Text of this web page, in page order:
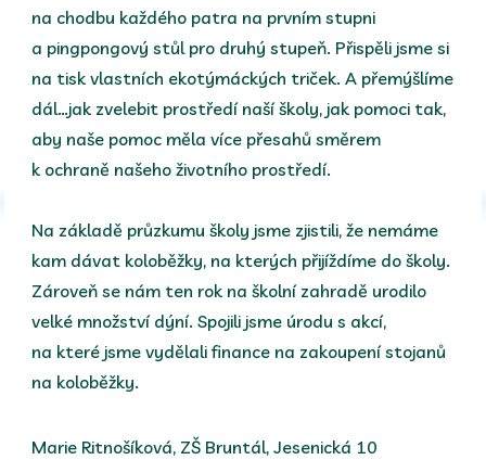
na chodbu každého patra na prvním stupni
a pingpongový stůl pro druhý stupeň. Přispěli jsme si
na tisk vlastních ekotýmáckých triček. A přemýšlíme
dál…jak zvelebit prostředí naší školy, jak pomoci tak,
aby naše pomoc měla více přesahů směrem
k ochraně našeho životního prostředí.
Na základě průzkumu školy jsme zjistili, že nemáme
kam dávat koloběžky, na kterých přijíždíme do školy.
Zároveň se nám ten rok na školní zahradě urodilo
velké množství dýní. Spojili jsme úrodu s akcí,
na které jsme vydělali finance na zakoupení stojanů
na koloběžky.
Marie Ritnošíková, ZŠ Bruntál, Jesenická 10